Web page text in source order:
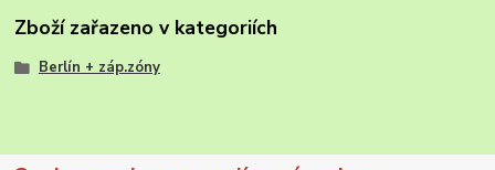
Zboží zařazeno v kategoriích
Berlín + záp.zóny